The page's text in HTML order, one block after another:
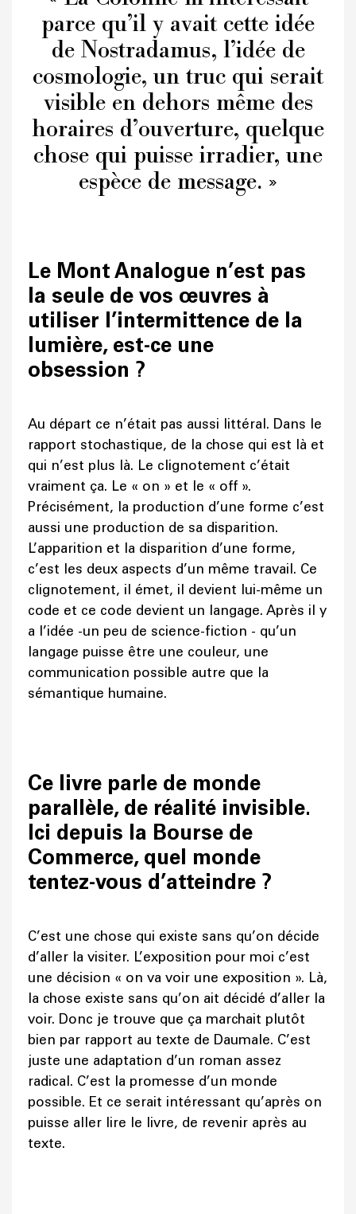
parce qu’il y avait cette idée
de Nostradamus, l’idée de
cosmologie, un truc qui serait
visible en dehors même des
horaires d’ouverture, quelque
chose qui puisse irradier, une
espèce de message. »
Le Mont Analogue n’est pas
la seule de vos œuvres à
utiliser l’intermittence de la
lumière, est-ce une
obsession ?
Au départ ce n’était pas aussi littéral. Dans le
rapport stochastique, de la chose qui est là et
qui n’est plus là. Le clignotement c’était
vraiment ça. Le « on » et le « off ».
Précisément, la production d’une forme c’est
aussi une production de sa disparition.
L’apparition et la disparition d’une forme,
c’est les deux aspects d’un même travail. Ce
clignotement, il émet, il devient lui-même un
code et ce code devient un langage. Après il y
a l’idée -un peu de science-fiction - qu’un
langage puisse être une couleur, une
communication possible autre que la
sémantique humaine.
Ce livre parle de monde
parallèle, de réalité invisible.
Ici depuis la Bourse de
Commerce, quel monde
tentez-vous d’atteindre ?
C’est une chose qui existe sans qu’on décide
d’aller la visiter. L’exposition pour moi c’est
une décision « on va voir une exposition ». Là,
la chose existe sans qu’on ait décidé d’aller la
voir. Donc je trouve que ça marchait plutôt
bien par rapport au texte de Daumale. C’est
juste une adaptation d’un roman assez
radical. C’est la promesse d’un monde
possible. Et ce serait intéressant qu’après on
puisse aller lire le livre, de revenir après au
texte.